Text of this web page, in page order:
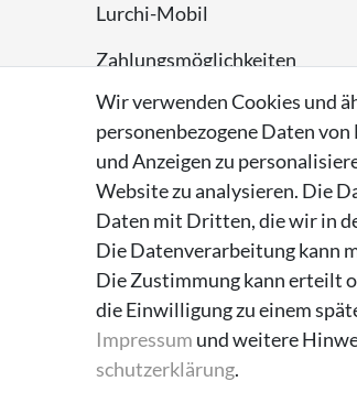
Lurchi-Mobil
Zahlungsmöglichkeiten
Versand
Rückversand
Entsorgungshinweise
Über Supremo Shoes
Wir verwenden Cookies und
personenbezogene Daten
und Anzeigen zu
Website zu analysieren. Die
Daten mit Dritten, die wir in
Die Datenverarbeitung kann
Die Zustimmung kann erteilt
die Einwilligung zu einem
Impressum und weitere
schutz­erklärung.